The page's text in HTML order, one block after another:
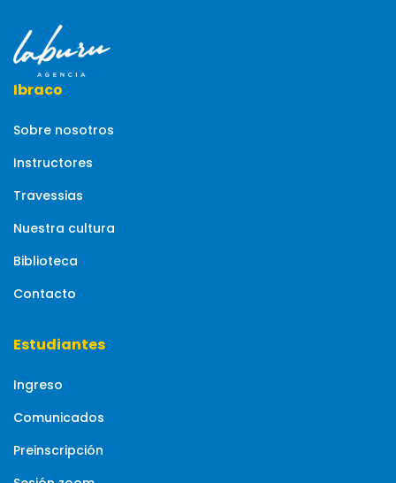
Ibraco
Sobre nosotros
Instructores
Travessias
Nuestra cultura
Biblioteca
Contacto
Estudiantes
Ingreso
Comunicados
Preinscripción